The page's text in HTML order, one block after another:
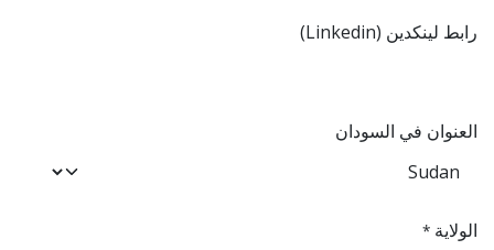
رابط لينكدين (Linkedin)
العنوان في السودان
الولاية *